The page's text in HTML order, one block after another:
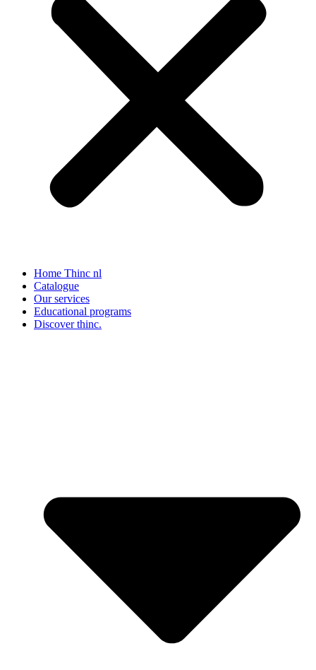
Home Thinc nl
Catalogue
Our services
Educational programs
Discover thinc.